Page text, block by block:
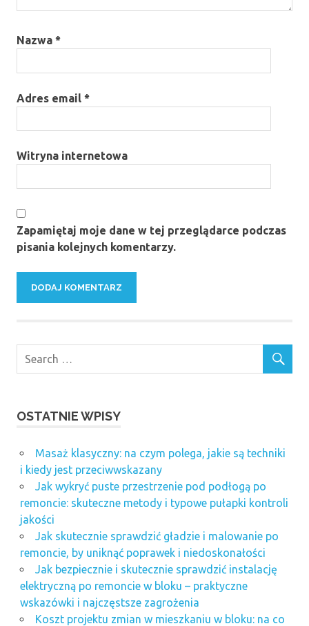
Nazwa *
Adres email *
Witryna internetowa
Zapamiętaj moje dane w tej przeglądarce podczas
pisania kolejnych komentarzy.
OSTATNIE WPISY
Masaż klasyczny: na czym polega, jakie są techniki
i kiedy jest przeciwwskazany
Jak wykryć puste przestrzenie pod podłogą po
remoncie: skuteczne metody i typowe pułapki kontroli
jakości
Jak skutecznie sprawdzić gładzie i malowanie po
remoncie, by uniknąć poprawek i niedoskonałości
Jak bezpiecznie i skutecznie sprawdzić instalację
elektryczną po remoncie w bloku – praktyczne
wskazówki i najczęstsze zagrożenia
Koszt projektu zmian w mieszkaniu w bloku: na co